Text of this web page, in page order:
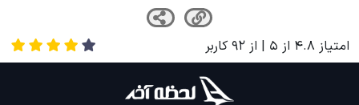
امتیاز 4.8 از 5 | از 92 کاربر